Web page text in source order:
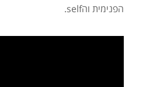
הפנימית והself.